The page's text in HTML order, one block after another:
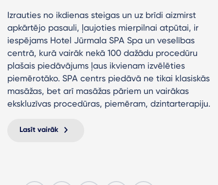
Izrauties no ikdienas steigas un uz brīdi aizmirst
apkārtējo pasauli, ļaujoties mierpilnai atpūtai, ir
iespējams Hotel Jūrmala SPA Spa un veselības
centrā, kurā vairāk nekā 100 dažādu procedūru
plašais piedāvājums ļaus ikvienam izvēlēties
piemērotāko. SPA centrs piedāvā ne tikai klasiskās
masāžas, bet arī masāžas pāriem un vairākas
ekskluzīvas procedūras, piemēram, dzintarterapiju.
Lasīt vairāk